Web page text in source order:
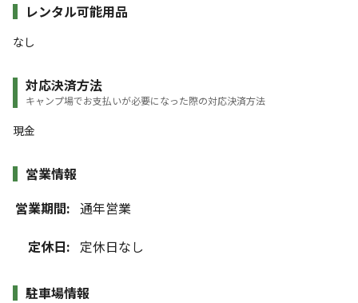
レンタル可能用品
なし
対応決済方法
キャンプ場でお支払いが必要になった際の対応決済方法
現金
営業情報
営業期間: 通年営業
定休日: 定休日なし
駐車場情報